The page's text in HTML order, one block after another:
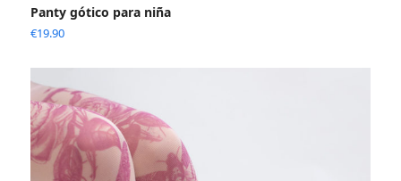
Panty gótico para niña
€19.90